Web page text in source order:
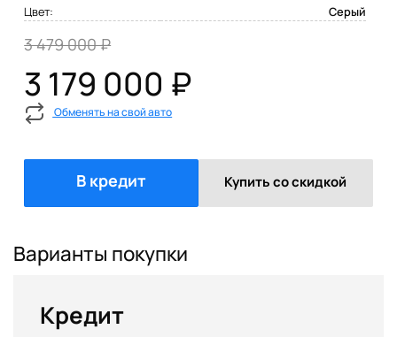
Цвет:
Серый
3 479 000 ₽
3 179 000 ₽
Обменять на свой авто
В кредит Купить со скидкой
Варианты покупки
Кредит